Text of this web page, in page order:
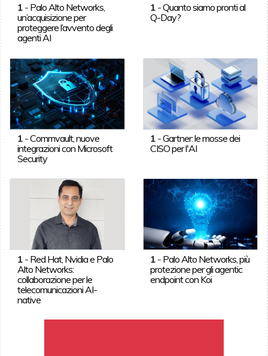
1- Palo Alto Networks,
un’acquisizione per
proteggere l’avvento degli
agenti AI
1 -Quanto siamo pronti al
Q-Day?
1-Commvault, nuove
integrazioni con Microsoft
Security
1 -Gartner: le mosse dei
CISO per l'AI
1- Red Hat, Nvidia e Palo
Alto Networks:
collaborazione per le
telecomunicazioni AI-
native
1 - Palo Alto Networks, più
protezione per gli agentic
endpoint con Koi